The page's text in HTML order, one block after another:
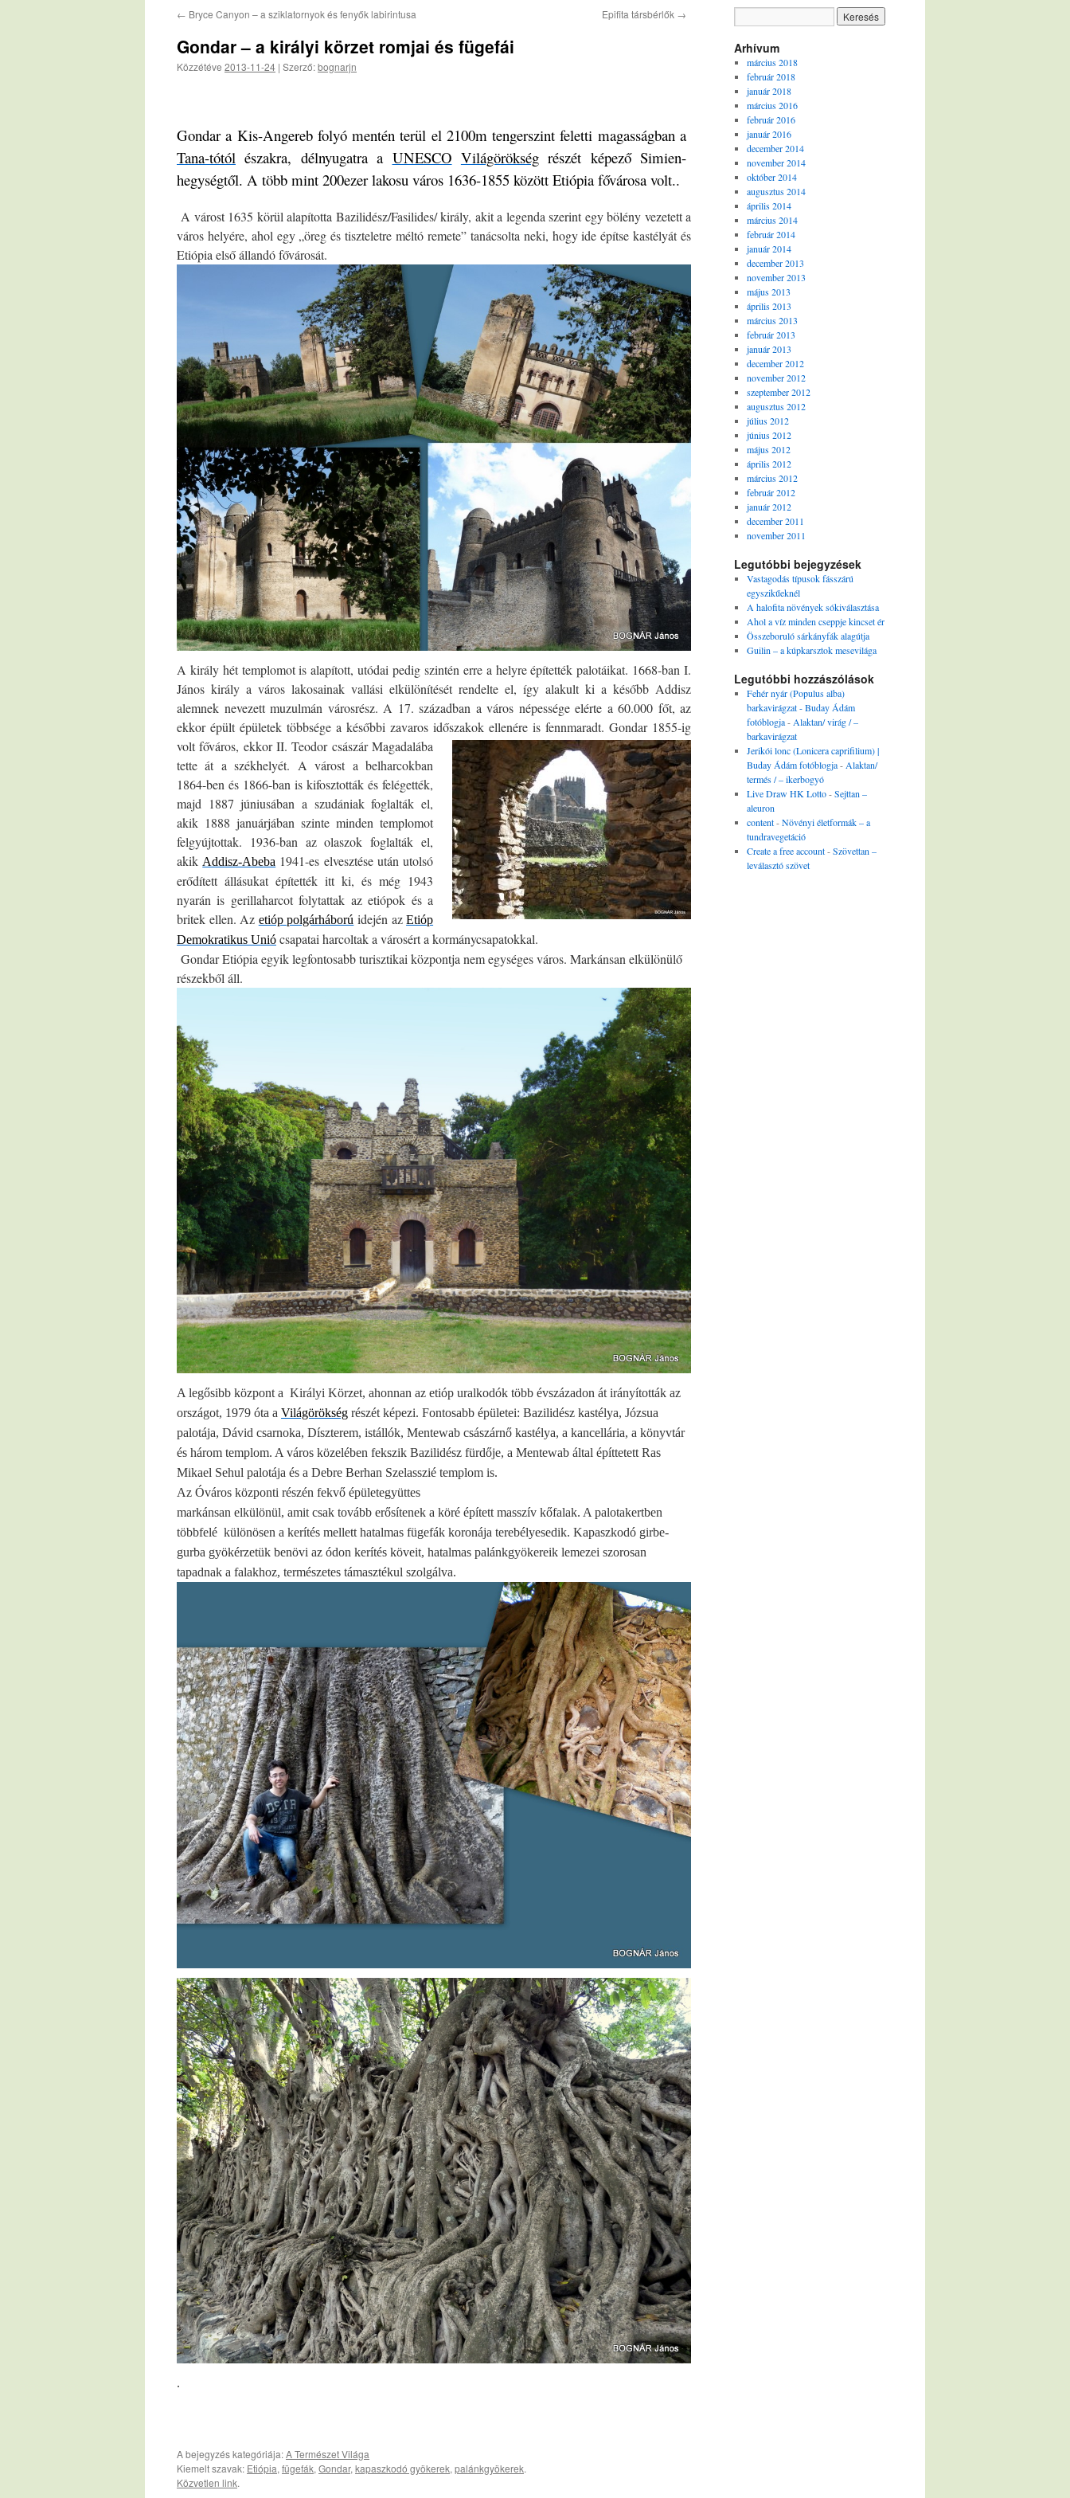
← Bryce Canyon – a sziklatornyok és fenyők labirintusa Epifita társbérlők →
Gondar – a királyi körzet romjai és fügefái
Közzétéve 2013-11-24 | Szerző:bognarjn
Gondar a Kis-Angereb folyó mentén terül el 2100m tengerszint feletti magasságban a
Tana-tótól északra, délnyugatra a UNESCO Világörökségrészét képező Simien-
hegységtől. A több mint 200ezer lakosu város 1636-1855 között Etiópia fővárosa volt..
A várost 1635 körül alapította Bazilidész/Fasilides/ király, akit a legenda szerint egy bölény vezetett a
város helyére, ahol egy „öreg és tiszteletre méltó remete” tanácsolta neki, hogy ide építse kastélyát és
Etiópia első állandó fővárosát.
A király hét templomot is alapított, utódai pedig szintén erre a helyre építették palotáikat. 1668-ban I.
János király a város lakosainak vallási elkülönítését rendelte el, így alakult ki a később Addisz
alemnek nevezett muzulmán városrész. A 17. században a város népessége elérte a 60.000 főt, az
ekkor épült épületek többsége a későbbi zavaros időszakok ellenére is fennmaradt. Gondar 1855-ig
volt főváros, ekkor II. Teodor császár Magadalába
tette át a székhelyét. A várost a belharcokban
1864-ben és 1866-ban is kifosztották és felégették,
majd 1887 júniusában a szudániak foglalták el,
akik 1888 januárjában szinte minden templomot
felgyújtottak. 1936-ban az olaszok foglalták el,
akik Addisz-Abeba 1941-es elvesztése után utolsó
erődített állásukat építették itt ki, és még 1943
nyarán is gerillaharcot folytattak az etiópok és a
britek ellen. Az etióp polgárháború idején azEtióp
Demokratikus Unió csapatai harcoltak a városért a kormánycsapatokkal.
Gondar Etiópia egyik legfontosabb turisztikai központja nem egységes város. Markánsan elkülönülő
részekből áll.
A legősibb központ a Királyi Körzet, ahonnan az etióp uralkodók több évszázadon át irányították az
országot, 1979 óta a Világörökség részét képezi. Fontosabb épületei: Bazilidész kastélya, Józsua
palotája, Dávid csarnoka, Díszterem, istállók, Mentewab császárnő kastélya, a kancellária, a könyvtár
és három templom. A város közelében fekszik Bazilidész fürdője, a Mentewab által építtetett Ras
Mikael Sehul palotája és a Debre Berhan Szelasszié templom is.
Az Óváros központi részén fekvő épületegyüttes
markánsan elkülönül, amit csak tovább erősítenek a köré épített masszív kőfalak. A palotakertben
többfelé különösen a kerítés mellett hatalmas fügefák koronája terebélyesedik. Kapaszkodó girbe-
gurba gyökérzetük benövi az ódon kerítés köveit, hatalmas palánkgyökereik lemezei szorosan
tapadnak a falakhoz, természetes támasztékul szolgálva.
.
A bejegyzés kategóriája:A Természet Világa
Kiemelt szavak: Etiópia, fügefák, Gondar, kapaszkodó gyökerek, palánkgyökerek.
Közvetlen link.
Arhívum
március 2018
február 2018
január 2018
március 2016
február 2016
január 2016
december 2014
november 2014
október 2014
augusztus 2014
április 2014
március 2014
február 2014
január 2014
december 2013
november 2013
május 2013
április 2013
március 2013
február 2013
január 2013
december 2012
november 2012
szeptember 2012
augusztus 2012
július 2012
június 2012
május 2012
április 2012
március 2012
február 2012
január 2012
december 2011
november 2011
Legutóbbi bejegyzések
Vastagodás típusok fásszárú
egyszikűeknél
A halofita növények sókiválasztása
Ahol a víz minden cseppje kincset ér
Összeboruló sárkányfák alagútja
Guilin – a kúpkarsztok mesevilága
Legutóbbi hozzászólások
Fehér nyár (Populus alba)
barkavirágzat - Buday Ádám
fotóblogja- Alaktan/ virág / –
barkavirágzat
Jerikói lonc (Lonicera caprifilium) |
Buday Ádám fotóblogja- Alaktan/
termés / – ikerbogyó
Live Draw HK Lotto-Sejttan –
aleuron
content-Növényi életformák – a
tundravegetáció
Create a free account-Szövettan –
leválasztó szövet